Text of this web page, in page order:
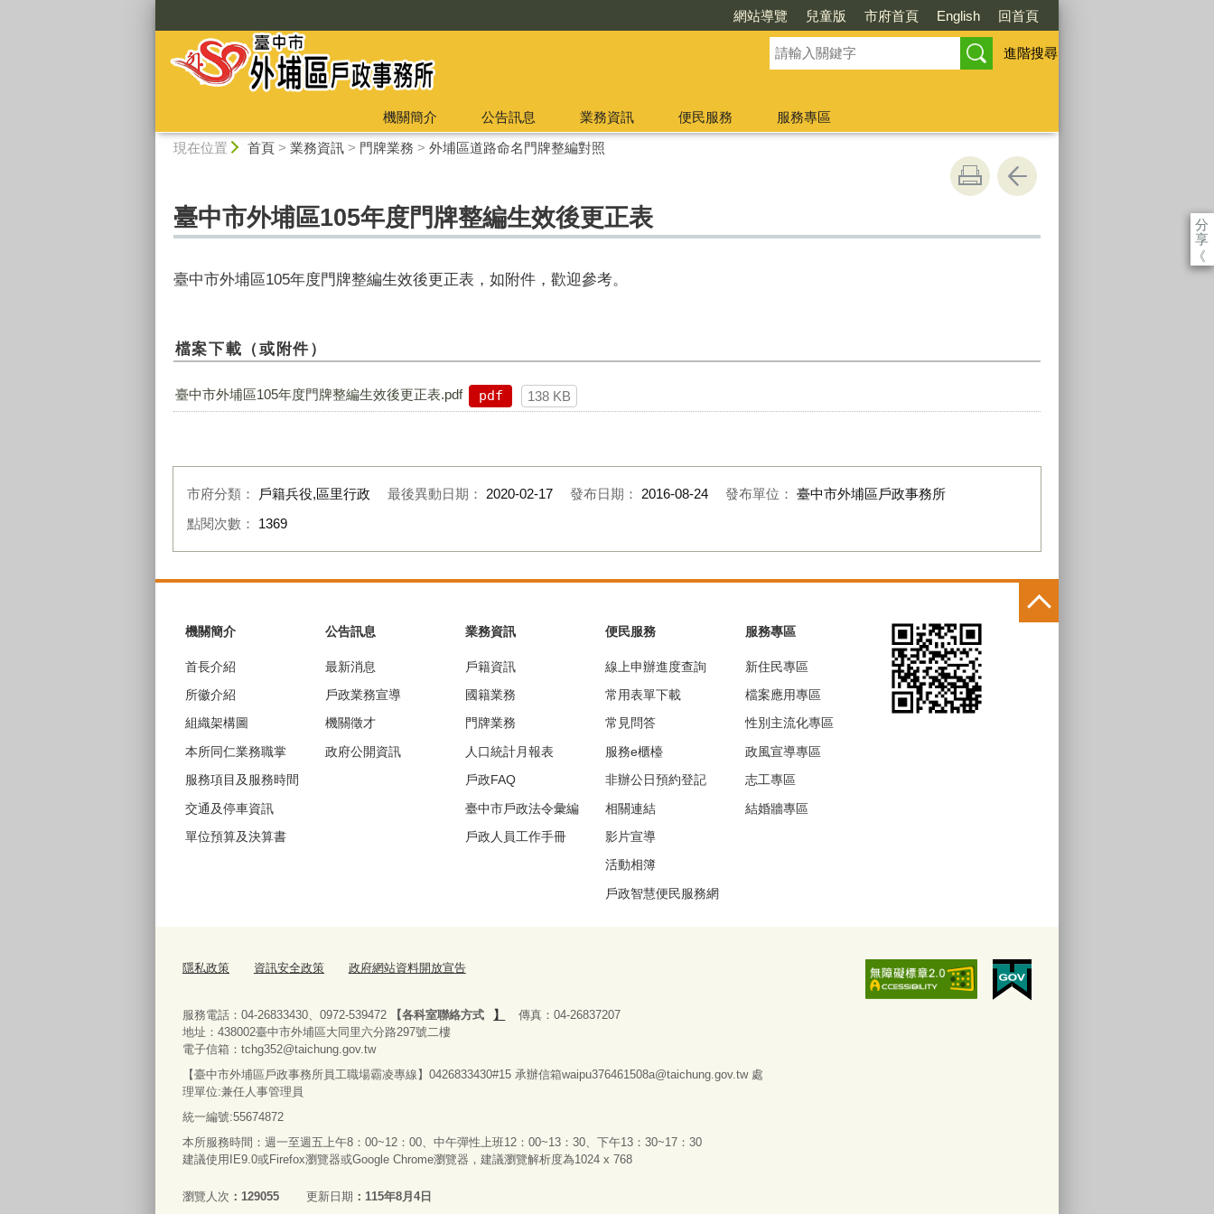
網站導覽 兒童版 市府首頁 English 回首頁
進階搜尋
機關簡介 公告訊息 業務資訊 便民服務
服務專區
現在位置 首頁> 業務資訊> 門牌業務 > 外埔區道路命名門牌整編對照
分
享
《
臺中市外埔區105年度門牌整編生效後更正表
臺中市外埔區105年度門牌整編生效後更正表，如附件，歡迎參考。
檔案下載（或附件）
臺中市外埔區105年度門牌整編生效後更正表.pdf pdf 138 KB
市府分類： 戶籍兵役,區里行政 最後異動日期： 2020-02-17 發布日期： 2016-08-24 發布單位： 臺中市外埔區戶政事務所
點閱次數： 1369
機關簡介
首長介紹
所徽介紹
組織架構圖
本所同仁業務職掌
服務項目及服務時間
交通及停車資訊
單位預算及決算書
公告訊息
最新消息
戶政業務宣導
機關徵才
政府公開資訊
業務資訊
戶籍資訊
國籍業務
門牌業務
人口統計月報表
戶政FAQ
臺中市戶政法令彙編
戶政人員工作手冊
便民服務
線上申辦進度查詢
常用表單下載
常見問答
服務e櫃檯
非辦公日預約登記
相關連結
影片宣導
活動相簿
戶政智慧便民服務網
服務專區
新住民專區
檔案應用專區
性別主流化專區
政風宣導專區
志工專區
結婚牆專區
隱私政策 資訊安全政策 政府網站資料開放宣告
服務電話：04-26833430、0972-539472 【各科室聯絡方式 】
傳真：04-26837207
地址：438002臺中市外埔區大同里六分路297號二樓
電子信箱：tchg352@taichung.gov.tw
【臺中市外埔區戶政事務所員工職場霸凌專線】0426833430#15 承辦信箱waipu376461508a@taichung.gov.tw 處
理單位:兼任人事管理員
統一編號:55674872
本所服務時間：週一至週五上午8：00~12：00、中午彈性上班12：00~13：30、下午13：30~17：30
建議使用IE9.0或Firefox瀏覽器或Google Chrome瀏覽器，建議瀏覽解析度為1024 x 768
瀏覽人次 129055 更新日期 115年8月4日